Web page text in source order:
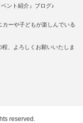
ント紹介』ブログ♪
ーや子どもが楽しんでいる
、よろしくお願いいたしま
reserved.